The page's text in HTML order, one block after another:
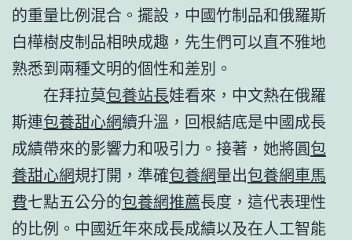
的重量比例混合。擺設，中國竹制品和俄羅斯
白樺樹皮制品相映成趣，先生們可以直不雅地
熟悉到兩種文明的個性和差別。
在拜拉莫包養站長娃看來，中文熱在俄羅
斯連包養甜心網續升溫，回根結底是中國成長
成績帶來的影響力和吸引力。接著，她將圓包
養甜心網規打開，準確包養網量出包養網車馬
費七點五公分的包養網推薦長度，這代表理性
的比例。中國近年來成長成績以及在人工智能